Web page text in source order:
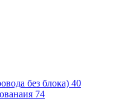
без блока) 40
74